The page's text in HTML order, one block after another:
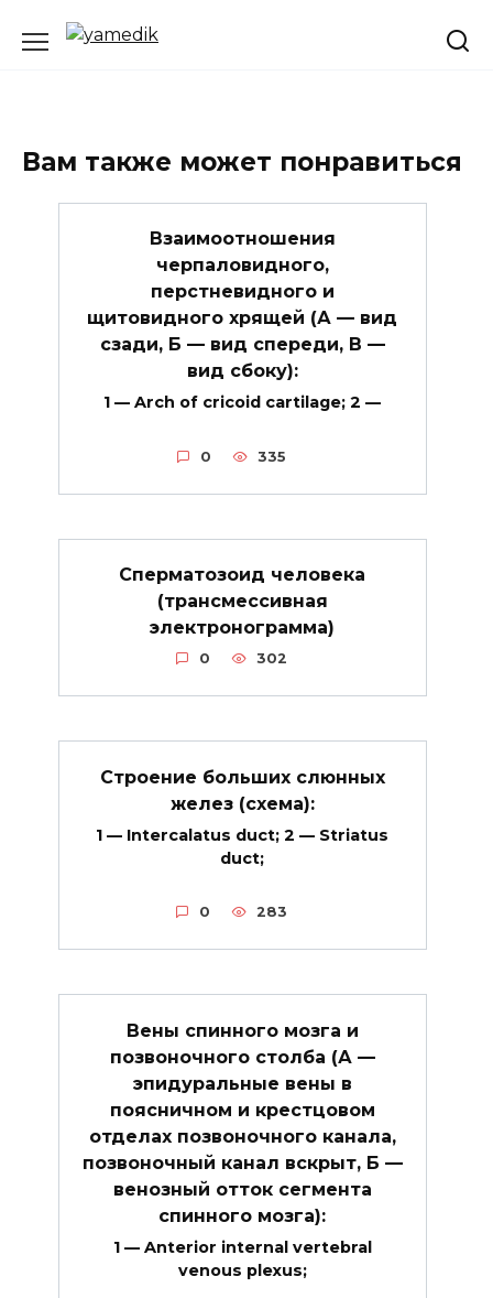
Вам также может понравиться
Взаимоотношения
черпаловидного,
перстневидного и
щитовидного хрящей (А — вид
сзади, Б — вид спереди, В —
вид сбоку):
1 — Arch of cricoid cartilage; 2 —
0 335
Сперматозоид человека
(трансмессивная
электронограмма)
0 302
Строение больших слюнных
желез (схема):
1 — Intercalatus duct; 2 — Striatus
duct;
0 283
Вены спинного мозга и
позвоночного столба (А —
эпидуральные вены в
поясничном и крестцовом
отделах позвоночного канала,
позвоночный канал вскрыт, Б —
венозный отток сегмента
спинного мозга):
1 — Anterior internal vertebral
venous plexus;